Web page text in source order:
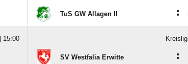
TuS GW Allagen II :
15:00
SV Westfalia Erwitte :